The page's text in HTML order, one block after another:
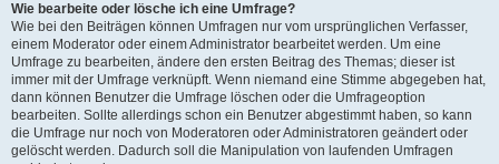
Wie bearbeite oder lösche ich eine Umfrage?
Wie bei den Beiträgen können Umfragen nur vom ursprünglichen Verfasser,
einem Moderator oder einem Administrator bearbeitet werden. Um eine
Umfrage zu bearbeiten, ändere den ersten Beitrag des Themas; dieser ist
immer mit der Umfrage verknüpft. Wenn niemand eine Stimme abgegeben hat,
dann können Benutzer die Umfrage löschen oder die Umfrageoption
bearbeiten. Sollte allerdings schon ein Benutzer abgestimmt haben, so kann
die Umfrage nur noch von Moderatoren oder Administratoren geändert oder
gelöscht werden. Dadurch soll die Manipulation von laufenden Umfragen